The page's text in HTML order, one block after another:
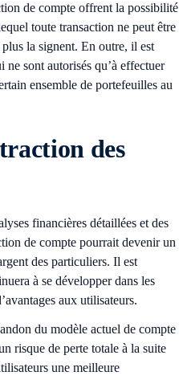
de compte offrent la possibilité
toute transaction ne peut être
la signent. En outre, il est
ne sont autorisés qu’à effectuer
ensemble de portefeuilles au
des
financières détaillées et des
de compte pourrait devenir un
des particuliers. Il est
à se développer dans les
aux utilisateurs.
du modèle actuel de compte
risque de perte totale à la suite
une meilleure